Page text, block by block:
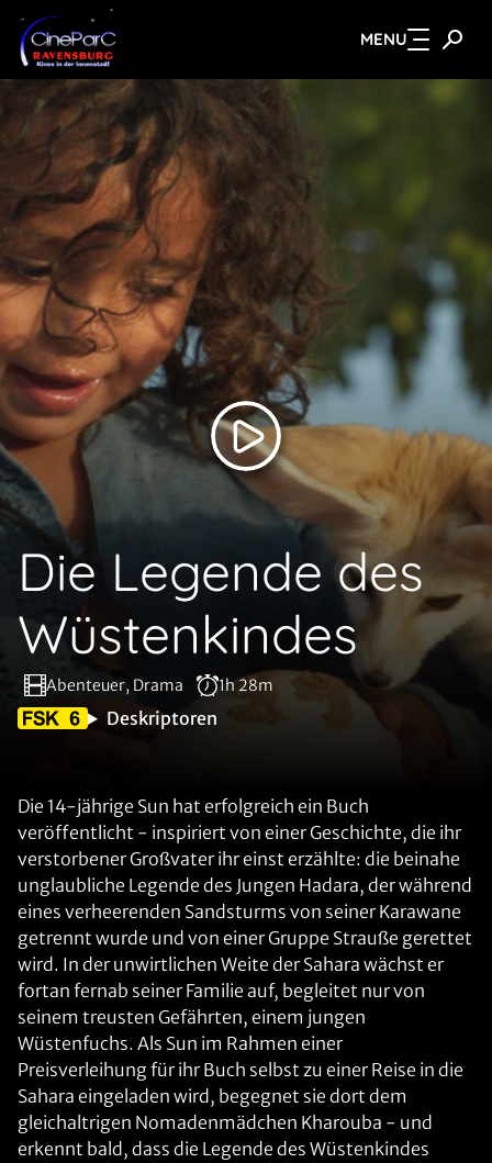
Zum Hauptinhalt springen MENU
Die Legende des
Wüstenkindes
Abenteuer, Drama 1h 28m
Deskriptoren
Die 14-jährige Sun hat erfolgreich ein Buch
veröffentlicht - inspiriert von einer Geschichte, die ihr
verstorbener Großvater ihr einst erzählte: die beinahe
unglaubliche Legende des Jungen Hadara, der während
eines verheerenden Sandsturms von seiner Karawane
getrennt wurde und von einer Gruppe Strauße gerettet
wird. In der unwirtlichen Weite der Sahara wächst er
fortan fernab seiner Familie auf, begleitet nur von
seinem treusten Gefährten, einem jungen
Wüstenfuchs. Als Sun im Rahmen einer
Preisverleihung für ihr Buch selbst zu einer Reise in die
Sahara eingeladen wird, begegnet sie dort dem
gleichaltrigen Nomadenmädchen Kharouba - und
erkennt bald, dass die Legende des Wüstenkindes